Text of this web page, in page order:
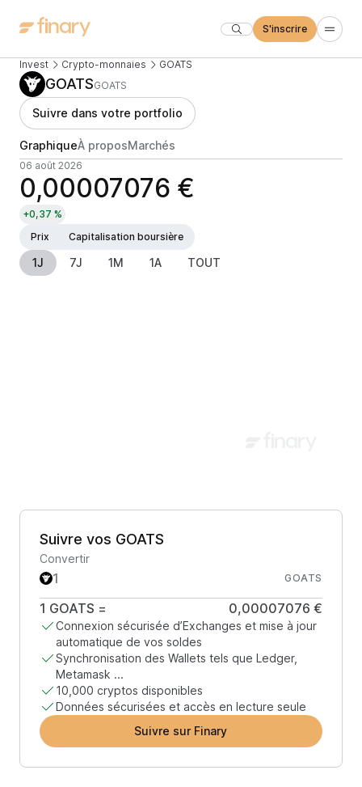
S'inscrire
Invest Crypto-monnaies GOATS
GOATSGOATS
Suivre dans votre portfolio
GraphiqueÀ proposMarchés
06 août 2026
0,00007076 €
+0,37 %
Prix
Capitalisation boursière
1J 7J 1M 1A TOUT
Suivre vos GOATS
Convertir
GOATS
1 GOATS = 0,00007076 €
Connexion sécurisée d’Exchanges et mise à jour
automatique de vos soldes
Synchronisation des Wallets tels que Ledger,
Metamask ...
10,000 cryptos disponibles
Données sécurisées et accès en lecture seule
Suivre sur Finary